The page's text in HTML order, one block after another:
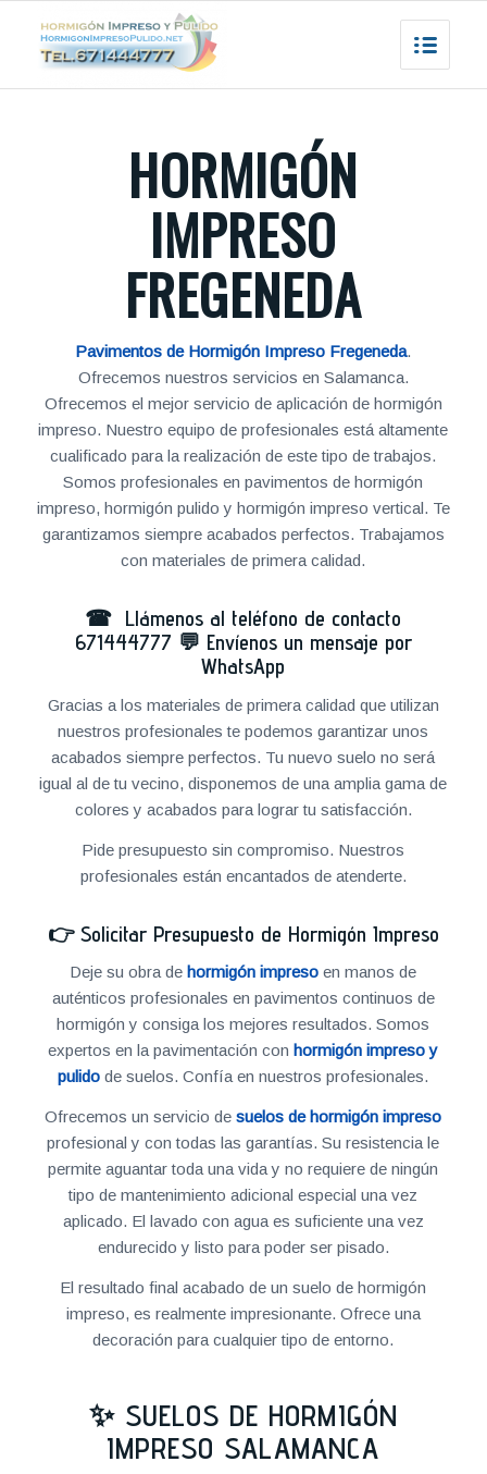
HORMIGÓN
IMPRESO
FREGENEDA
Pavimentos de Hormigón Impreso Fregeneda.
Ofrecemos nuestros servicios en Salamanca.
Ofrecemos el mejor servicio de aplicación de hormigón
impreso. Nuestro equipo de profesionales está altamente
cualificado para la realización de este tipo de trabajos.
Somos profesionales en pavimentos de hormigón
impreso, hormigón pulido y hormigón impreso vertical. Te
garantizamos siempre acabados perfectos. Trabajamos
con materiales de primera calidad.
☎ Llámenos al teléfono de contacto
671444777 💬 Envíenos un mensaje por
WhatsApp
Gracias a los materiales de primera calidad que utilizan
nuestros profesionales te podemos garantizar unos
acabados siempre perfectos. Tu nuevo suelo no será
igual al de tu vecino, disponemos de una amplia gama de
colores y acabados para lograr tu satisfacción.
Pide presupuesto sin compromiso. Nuestros
profesionales están encantados de atenderte.
👉 Solicitar Presupuesto de Hormigón Impreso
Deje su obra dehormigón impreso en manos de
auténticos profesionales en pavimentos continuos de
hormigón y consiga los mejores resultados. Somos
expertos en la pavimentación conhormigón impreso y
pulido de suelos. Confía en nuestros profesionales.
Ofrecemos un servicio desuelos de hormigón impreso
profesional y con todas las garantías. Su resistencia le
permite aguantar toda una vida y no requiere de ningún
tipo de mantenimiento adicional especial una vez
aplicado. El lavado con agua es suficiente una vez
endurecido y listo para poder ser pisado.
El resultado final acabado de un suelo de hormigón
impreso, es realmente impresionante. Ofrece una
decoración para cualquier tipo de entorno.
✨ SUELOS DE HORMIGÓN
IMPRESO SALAMANCA